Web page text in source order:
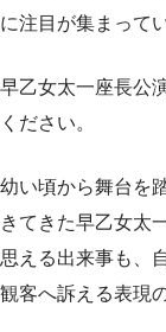
に注目が集まって
早乙女太一座長公
ください。
幼い頃から舞台を
きてきた早乙女太
思える出来事も、
観客へ訴える表現